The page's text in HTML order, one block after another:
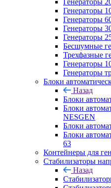
Генераторы
Генераторы
Генераторы
Генераторы
Генераторы
Бесшумные
Трехфазные
Генераторы
Генераторы
Блоки
Назад
Блоки
Блоки
NESGEN
Блоки
Блоки
63
Контейнеры для
Стабилизаторы
Назад